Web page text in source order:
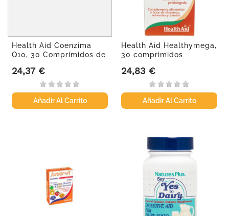
Health Aid Coenzima
Q10, 30 Comprimidos de
Precio
24,37 €
Añadir Al Carrito
Health Aid Healthymega,
30 comprimidos
Precio
24,83 €
Añadir Al Carrito